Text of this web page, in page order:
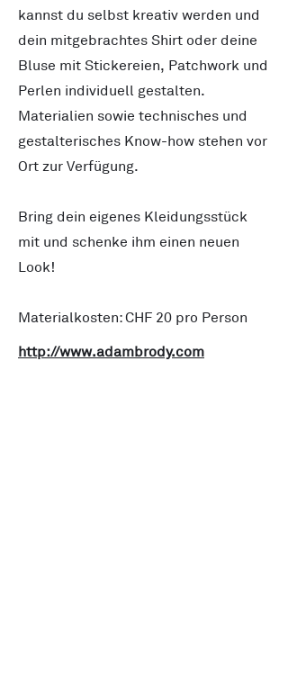
kannst du selbst kreativ werden und
dein mitgebrachtes Shirt oder deine
Bluse mit Stickereien, Patchwork und
Perlen individuell gestalten.
Materialien sowie technisches und
gestalterisches Know-how stehen vor
Ort zur Verfügung.
Bring dein eigenes Kleidungsstück
mit und schenke ihm einen neuen
Look!
Materialkosten: CHF 20 pro Person
http://www.adambrody.com